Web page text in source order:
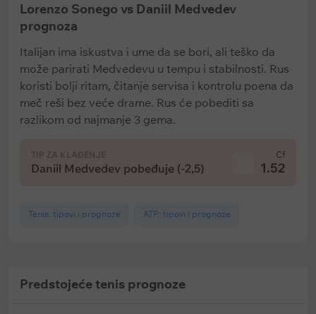
Lorenzo Sonego vs Daniil Medvedev
prognoza
Italijan ima iskustva i ume da se bori, ali teško da
može parirati Medvedevu u tempu i stabilnosti. Rus
koristi bolji ritam, čitanje servisa i kontrolu poena da
meč reši bez veće drame. Rus će pobediti sa
razlikom od najmanje 3 gema.
TIP ZA KLAĐENJE
Daniil Medvedev pobeđuje (-2,5)
Cf
1.52
Tenis: tipovi i prognoze ATP: tipovi i prognoze
Predstojeće tenis prognoze